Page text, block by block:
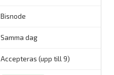
Bisnode
Samma dag
Accepteras (upp till 9)